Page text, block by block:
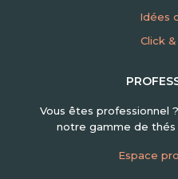
Idées
Click
Vous êtes professionnel
notre gamme de thés
Espace